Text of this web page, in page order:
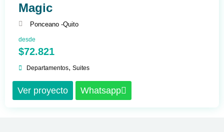
Magic
Ponceano -Quito
desde
$72.821
Departamentos, Suites
Ver proyecto Whatsapp